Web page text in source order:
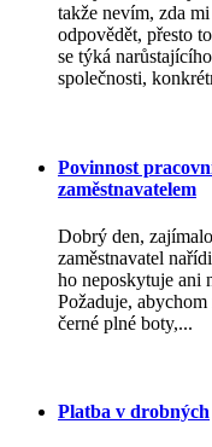
takže nevím, zda
odpovědět, přesto
se týká
společnosti,
Povinnost
zaměstnavatelem
Dobrý den,
zaměstnavatel
ho neposkytuje ani
Požaduje,
černé plné boty,...
Platba v drobných